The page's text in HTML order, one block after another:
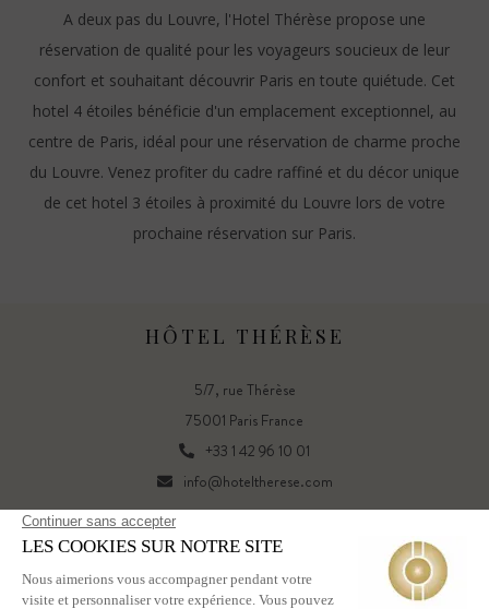
A deux pas du Louvre, l'Hotel Thérèse propose une
réservation de qualité pour les voyageurs soucieux de leur
confort et souhaitant découvrir Paris en toute quiétude. Cet
hotel 4 étoiles bénéficie d'un emplacement exceptionnel, au
centre de Paris, idéal pour une réservation de charme proche
du Louvre. Venez profiter du cadre raffiné et du décor unique
de cet hotel 3 étoiles à proximité du Louvre lors de votre
prochaine réservation sur Paris.
HÔTEL THÉRÈSE
5/7, rue Thérèse
75001 Paris France
+33 1 42 96 10 01
info@hoteltherese.com